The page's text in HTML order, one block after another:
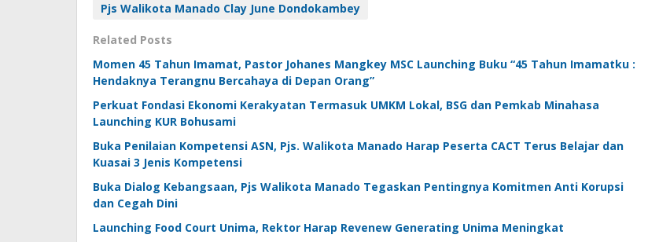
Pjs Walikota Manado Clay June Dondokambey
Related Posts
Momen 45 Tahun Imamat, Pastor Johanes Mangkey MSC Launching Buku “45 Tahun Imamatku :
Hendaknya Terangnu Bercahaya di Depan Orang”
Perkuat Fondasi Ekonomi Kerakyatan Termasuk UMKM Lokal, BSG dan Pemkab Minahasa
Launching KUR Bohusami
Buka Penilaian Kompetensi ASN, Pjs. Walikota Manado Harap Peserta CACT Terus Belajar dan
Kuasai 3 Jenis Kompetensi
Buka Dialog Kebangsaan, Pjs Walikota Manado Tegaskan Pentingnya Komitmen Anti Korupsi
dan Cegah Dini
Launching Food Court Unima, Rektor Harap Revenew Generating Unima Meningkat